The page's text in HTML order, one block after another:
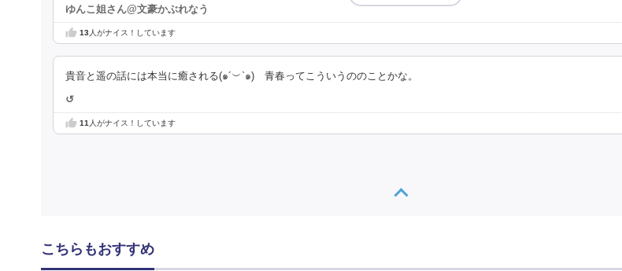
ゆんこ姐さん@文豪かぶれなう
13人がナイス！しています
貴音と遥の話には本当に癒される(๑´︶`๑) 青春ってこういうののことかな。
↺
11 人がナイス！しています
こちらもおすすめ